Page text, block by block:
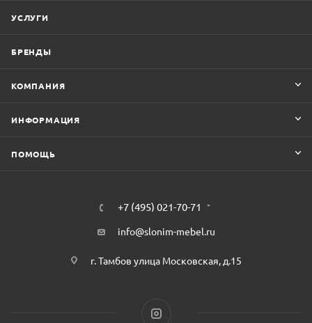
УСЛУГИ
БРЕНДЫ
КОМПАНИЯ
ИНФОРМАЦИЯ
ПОМОЩЬ
+7 (495) 021-70-71
info@slonim-mebel.ru
г. Тамбов улица Московская, д.15